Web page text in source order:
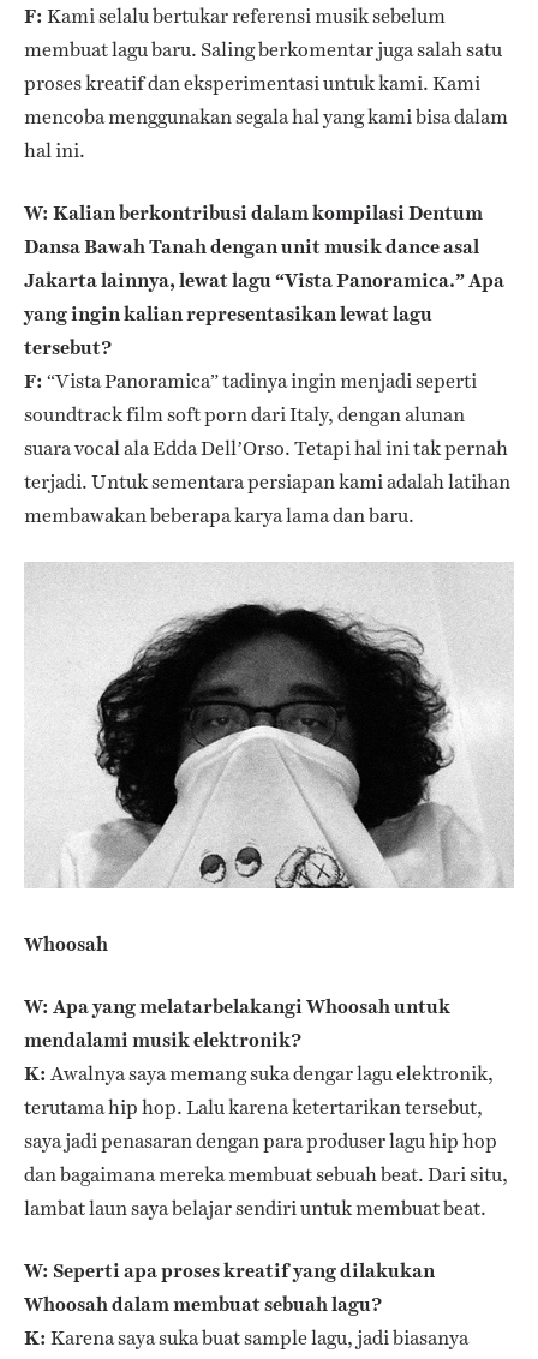
F: Kami selalu bertukar referensi musik sebelum
membuat lagu baru. Saling berkomentar juga salah satu
proses kreatif dan eksperimentasi untuk kami. Kami
mencoba menggunakan segala hal yang kami bisa dalam
hal ini.
W: Kalian berkontribusi dalam kompilasi Dentum
Dansa Bawah Tanah dengan unit musik dance asal
Jakarta lainnya, lewat lagu “Vista Panoramica.” Apa
yang ingin kalian representasikan lewat lagu
tersebut?
F: “Vista Panoramica” tadinya ingin menjadi seperti
soundtrack film soft porn dari Italy, dengan alunan
suara vocal ala Edda Dell’Orso. Tetapi hal ini tak pernah
terjadi. Untuk sementara persiapan kami adalah latihan
membawakan beberapa karya lama dan baru.
Whoosah
W: Apa yang melatarbelakangi Whoosah untuk
mendalami musik elektronik?
K: Awalnya saya memang suka dengar lagu elektronik,
terutama hip hop. Lalu karena ketertarikan tersebut,
saya jadi penasaran dengan para produser lagu hip hop
dan bagaimana mereka membuat sebuah beat. Dari situ,
lambat laun saya belajar sendiri untuk membuat beat.
W: Seperti apa proses kreatif yang dilakukan
Whoosah dalam membuat sebuah lagu?
K: Karena saya suka buat sample lagu, jadi biasanya